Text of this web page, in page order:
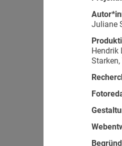
Juliane
Hendrik